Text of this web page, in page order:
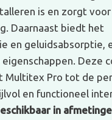
is en zorgt voor
Daarnaast biedt het
en geluidsabsorptie,
Deze
Multitex Pro tot de
en functioneel
in